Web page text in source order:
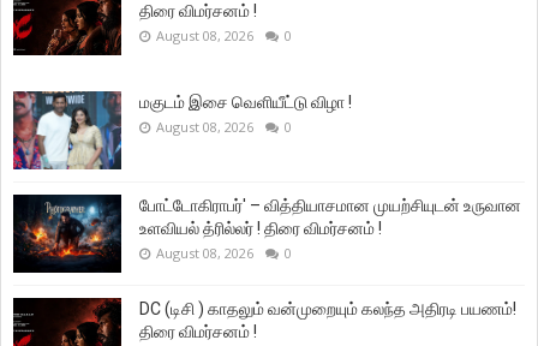
திரை விமர்சனம் !
August 08, 2026 0
மகுடம் இசை வெளியீட்டு விழா !
August 08, 2026 0
போட்டோகிராபர்' – வித்தியாசமான முயற்சியுடன் உருவான
உளவியல் த்ரில்லர் ! திரை விமர்சனம் !
August 08, 2026 0
DC (டிசி ) காதலும் வன்முறையும் கலந்த அதிரடி பயணம்!
திரை விமர்சனம் !